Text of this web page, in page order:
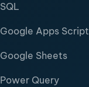
SQL
Google Apps Script
Google Sheets
Power Query